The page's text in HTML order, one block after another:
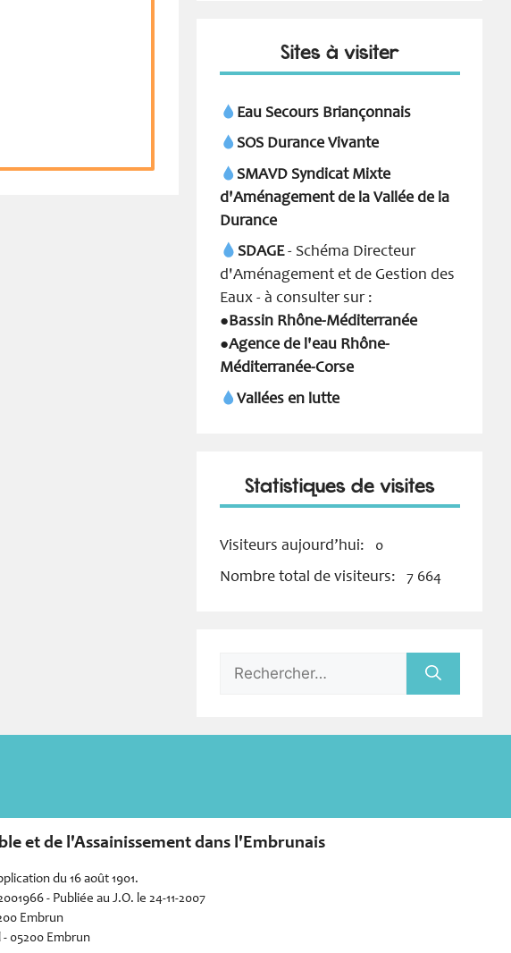
Sites à visiter
Eau Secours Briançonnais
SOS Durance Vivante
SMAVD Syndicat Mixte
d'Aménagement de la Vallée de la
Durance
SDAGE- Schéma Directeur
d'Aménagement et de Gestion des
Eaux - à consulter sur :
●Bassin Rhône-Méditerranée
●Agence de l'eau Rhône-
Méditerranée-Corse
Vallées en lutte
Statistiques de visites
Visiteurs aujourd’hui: 0
Nombre total de visiteurs: 7 664
Rechercher :
et de l'Assainissement dans l'Embrunais
du 16 août 1901.
- Publiée au J.O. le 24-11-2007
Embrun
05200 Embrun